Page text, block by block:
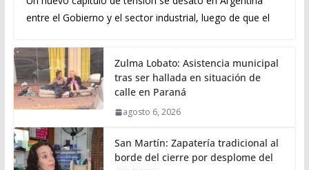
entre el Gobierno y el sector industrial, luego de que el
Zulma Lobato: Asistencia municipal
tras ser hallada en situación de
calle en Paraná
agosto 6, 2026
San Martín: Zapatería tradicional al
borde del cierre por desplome del